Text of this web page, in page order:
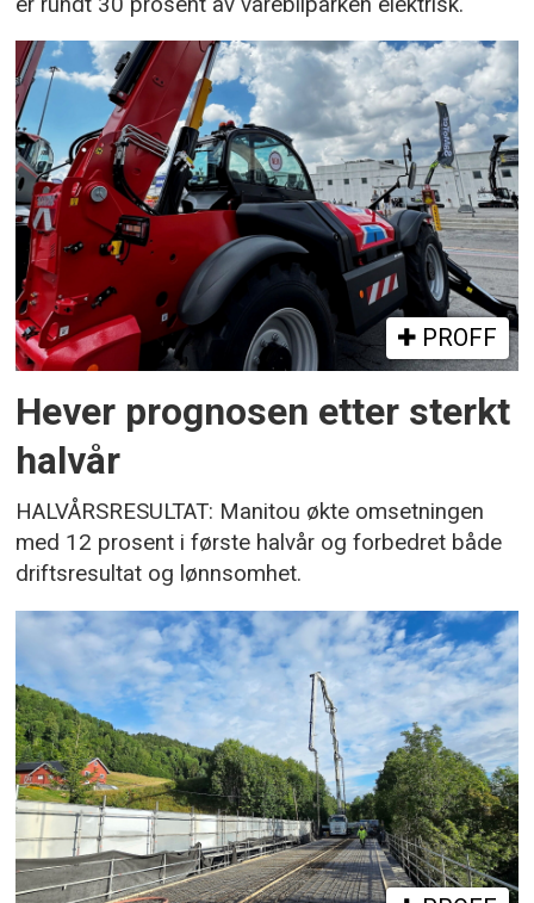
PROFF
Hever prognosen etter sterkt
halvår
HALVÅRSRESULTAT: Manitou økte omsetningen
med 12 prosent i første halvår og forbedret både
driftsresultat og lønnsomhet.